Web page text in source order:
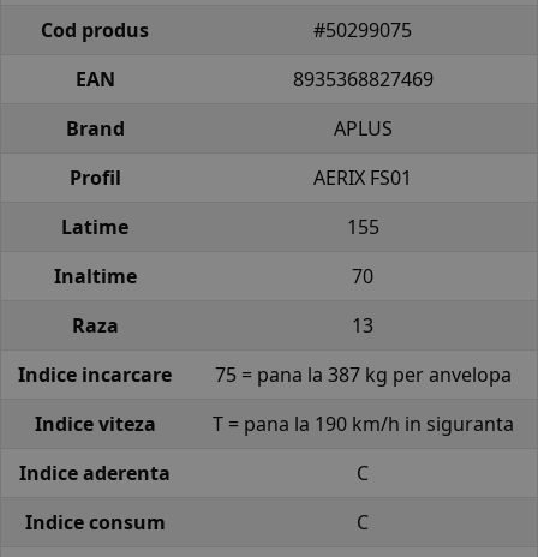
Cod produs
#50299075
EAN
8935368827469
Brand
APLUS
Profil
AERIX FS01
Latime
155
Inaltime
70
Raza
13
Indice incarcare
75 = pana la 387 kg per anvelopa
Indice viteza
T = pana la 190 km/h in siguranta
Indice aderenta
C
Indice consum
C